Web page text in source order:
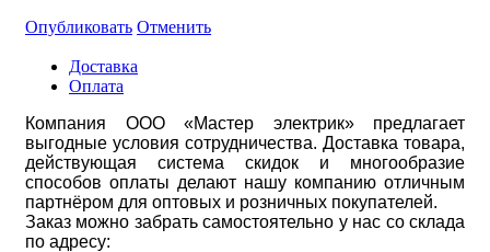
Опубликовать Отменить
Доставка
Оплата
Компания ООО «Мастер электрик» предлагает
выгодные условия сотрудничества. Доставка товара,
действующая система скидок и многообразие
способов оплаты делают нашу компанию отличным
партнёром для оптовых и розничных покупателей.
Заказ можно забрать самостоятельно у нас со склада
по адресу: